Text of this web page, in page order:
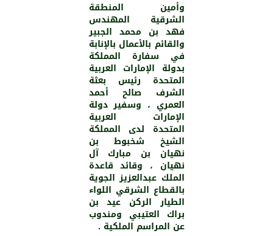
وأمين المنطقة
الشرقية المهندس
فهد بن محمد الجبير
والقائم بالأعمال بالإنابة
في سفارة المملكة
بدولة الإمارات العربية
المتحدة رئيس بعثة
الشرف صالح أحمد
العمري ، وسفير دولة
الإمارات العربية
المتحدة لدى المملكة
الشيخ شخبوط بن
نهيان بن مبارك آل
نهيان ، وقائد قاعدة
الملك عبدالعزيز الجوية
بالقطاع الشرقي اللواء
الطيار الركن عيد بن
براك العتيبي ومندوب
عن المراسم الملكية .